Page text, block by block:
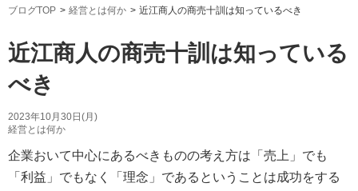
ブログTOP 経営とは何か 近江商人の商売十訓は知っているべき
近江商人の商売十訓は知っている
べき
2023年10月30日(月)
経営とは何か
企業おいて中心にあるべきものの考え方は「売上」でも
「利益」でもなく「理念」であるということは成功をする